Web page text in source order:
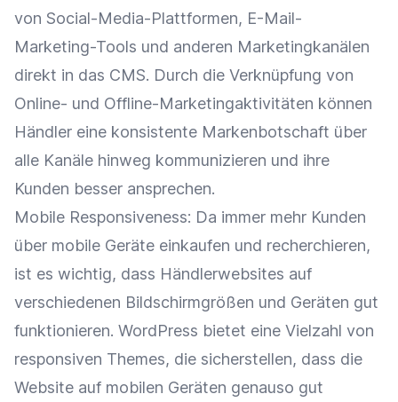
von Social-Media-Plattformen, E-Mail-
Marketing-Tools und anderen Marketingkanälen
direkt in das CMS. Durch die Verknüpfung von
Online- und Offline-Marketingaktivitäten können
Händler eine konsistente Markenbotschaft über
alle Kanäle hinweg kommunizieren und ihre
Kunden besser ansprechen.
Mobile Responsiveness: Da immer mehr Kunden
über mobile Geräte einkaufen und recherchieren,
ist es wichtig, dass Händlerwebsites auf
verschiedenen Bildschirmgrößen und Geräten gut
funktionieren. WordPress bietet eine Vielzahl von
responsiven Themes, die sicherstellen, dass die
Website auf mobilen Geräten genauso gut